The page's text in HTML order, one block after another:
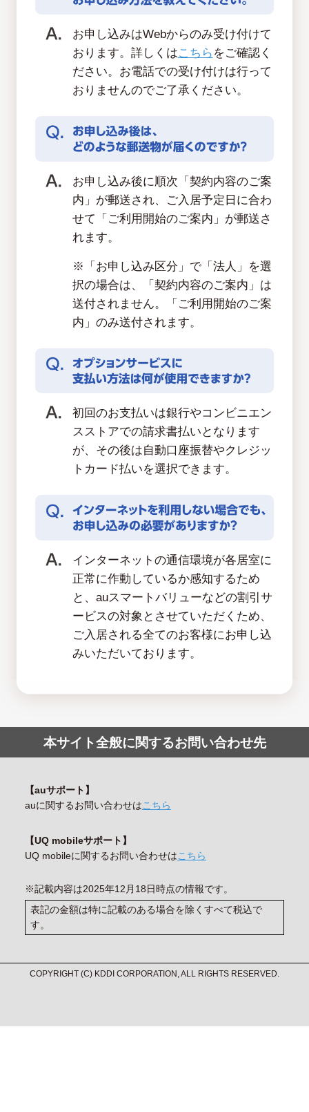
お申し込みはWebからのみ受け付けて
おります。詳しくはこちら をご確認く
ださい。お電話での受け付けは行って
おりませんのでご了承ください。
お申し込み後に順次「契約内容のご案
内」が郵送され、ご入居予定日に合わ
せて「ご利用開始のご案内」が郵送さ
れます。
※「お申し込み区分」で「法人」を選
択の場合は、「契約内容のご案内」は
送付されません。「ご利用開始のご案
内」のみ送付されます。
初回のお支払いは銀行やコンビニエン
スストアでの請求書払いとなります
が、その後は自動口座振替やクレジッ
トカード払いを選択できます。
インターネットの通信環境が各居室に
正常に作動しているか感知するため
と、auスマートバリューなどの割引サ
ービスの対象とさせていただくため、
ご入居される全てのお客様にお申し込
みいただいております。
本サイト全般に関するお問い合わせ先
【auサポート】
auに関するお問い合わせはこちら
【UQ mobileサポート】
UQ mobileに関するお問い合わせはこちら
※記載内容は2025年12月18日時点の情報です。
表記の金額は特に記載のある場合を除くすべて税込で
す。
COPYRIGHT (C) KDDI CORPORATION, ALL RIGHTS RESERVED.